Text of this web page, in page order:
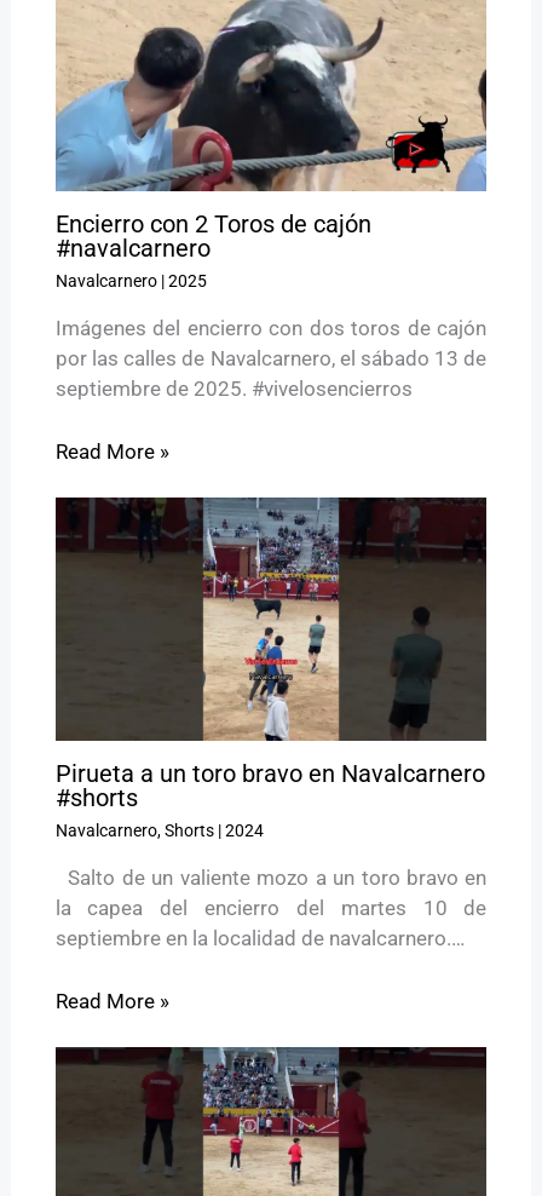
Encierro con 2 Toros de cajón
#navalcarnero
Navalcarnero|2025
Imágenes del encierro con dos toros de cajón
por las calles de Navalcarnero, el sábado 13 de
septiembre de 2025. #vivelosencierros
Read More »
Pirueta a un toro bravo en Navalcarnero
#shorts
Navalcarnero,Shorts|2024
Salto de un valiente mozo a un toro bravo en
la capea del encierro del martes 10 de
septiembre en la localidad de navalcarnero.…
Read More »